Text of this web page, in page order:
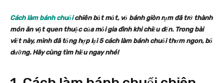
Cách làm bánh chuốichiên bắt mắt, vỏ bánh giòn rụm đã trở thành
món ăn vặt quen thuộc của mỗi gia đình khi chiều đến. Trong bài
viết này, mình đã tổng hợp lại 5 cách làm bánh chuối thơm ngon, bổ
dưỡng. Hãy cùng tìm hiểu ngay nhé!